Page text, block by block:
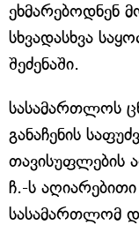
ეხმარებოდნენ
სხვადასხვა
შეძენაში.
სასამართლოს
განაჩენის
თავისუფლების
ჩ.-ს
სასამართლომ